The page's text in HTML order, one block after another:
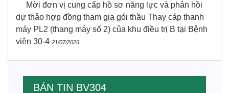
Mời đơn vị cung cấp hồ sơ năng lực và phản hồi
dự thảo hợp đồng tham gia gói thầu Thay cáp thanh
máy PL2 (thang máy số 2) của khu điều trị B tại Bệnh
viện 30-4 21/07/2026
BẢN TIN BV304